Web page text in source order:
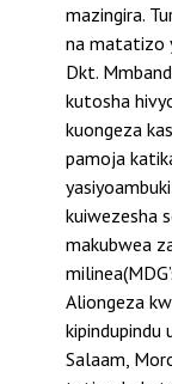
mazingira.
na matatizo
Dkt.
kutosha
kuongeza
pamoja
kuiwezesha
makubwea
Aliongeza
kipindupindu
Salaam,